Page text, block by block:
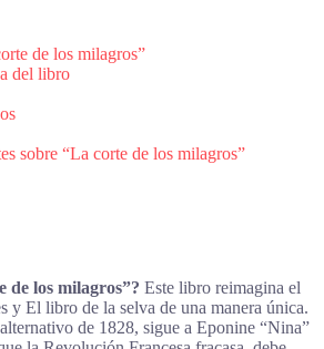
de los milagros”
del libro
sobre “La corte de los milagros”
de los milagros”? Este libro reimagina el
y El libro de la selva de una manera única.
de 1828, sigue a Eponine “Nina”